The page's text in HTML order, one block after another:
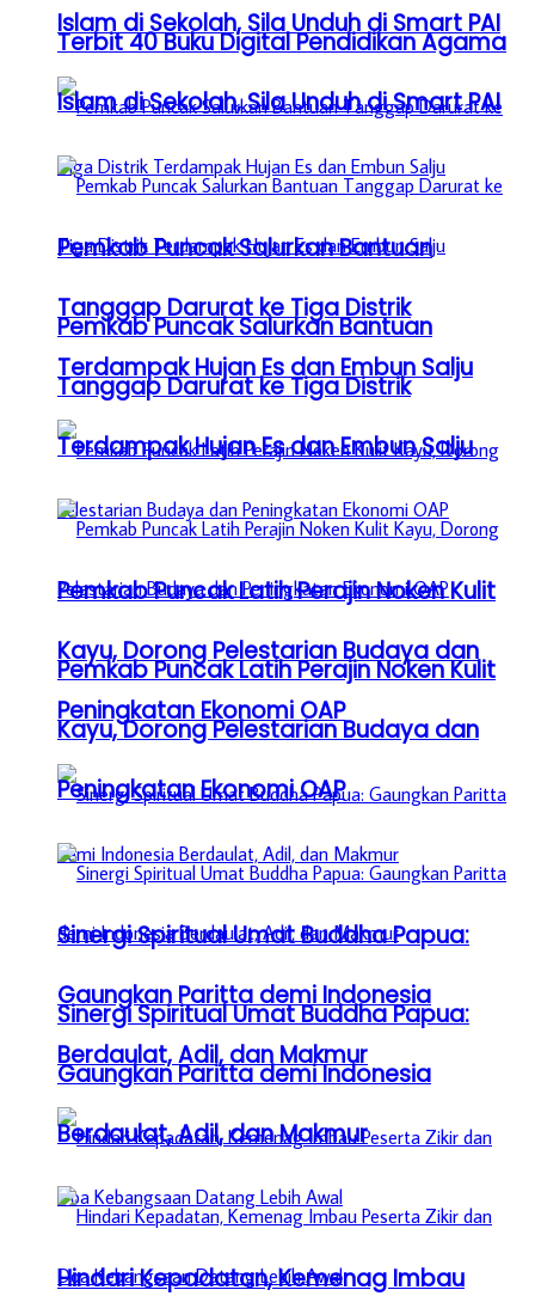
Islam di Sekolah, Sila Unduh di Smart PAI
Pemkab Puncak Salurkan Bantuan
Tanggap Darurat ke Tiga Distrik
Terdampak Hujan Es dan Embun Salju
Pemkab Puncak Latih Perajin Noken Kulit
Kayu, Dorong Pelestarian Budaya dan
Peningkatan Ekonomi OAP
Sinergi Spiritual Umat Buddha Papua:
Gaungkan Paritta demi Indonesia
Berdaulat, Adil, dan Makmur
Hindari Kepadatan, Kemenag Imbau
Terbit 40 Buku Digital Pendidikan Agama
Islam di Sekolah, Sila Unduh di Smart PAI
Pemkab Puncak Salurkan Bantuan
Tanggap Darurat ke Tiga Distrik
Terdampak Hujan Es dan Embun Salju
Pemkab Puncak Latih Perajin Noken Kulit
Kayu, Dorong Pelestarian Budaya dan
Peningkatan Ekonomi OAP
Sinergi Spiritual Umat Buddha Papua:
Gaungkan Paritta demi Indonesia
Berdaulat, Adil, dan Makmur